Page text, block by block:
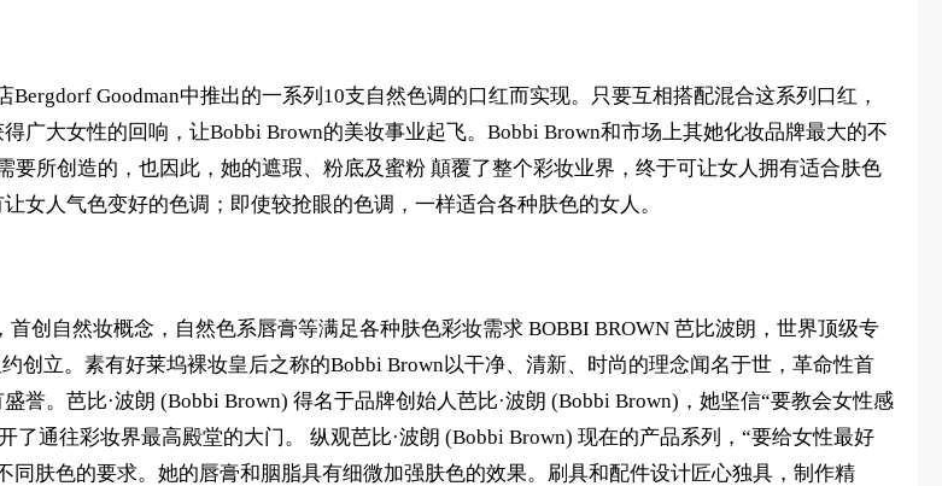
Goodman中推出的一系列10支自然色调的口红而实现。只要互相搭配混合这系列口红，
广大女性的回响，让Bobbi Brown的美妆事业起飞。Bobbi Brown和市场上其她化妆品牌最大的不
所创造的，也因此，她的遮瑕、粉底及蜜粉 顛覆了整个彩妆业界，终于可让女人拥有适合肤色
女人气色变好的色调；即使较抢眼的色调，一样适合各种肤色的女人。
创自然妆概念，自然色系唇膏等满足各种肤色彩妆需求 BOBBI BROWN 芭比波朗，世界顶级专
创立。素有好莱坞裸妆皇后之称的Bobbi Brown以干净、清新、时尚的理念闻名于世，革命性首
。芭比·波朗 (Bobbi Brown) 得名于品牌创始人芭比·波朗 (Bobbi Brown)，她坚信“要教会女性感
通往彩妆界最高殿堂的大门。 纵观芭比·波朗 (Bobbi Brown) 现在的产品系列，“要给女性最好
肤色的要求。她的唇膏和胭脂具有细微加强肤色的效果。刷具和配件设计匠心独具，制作精